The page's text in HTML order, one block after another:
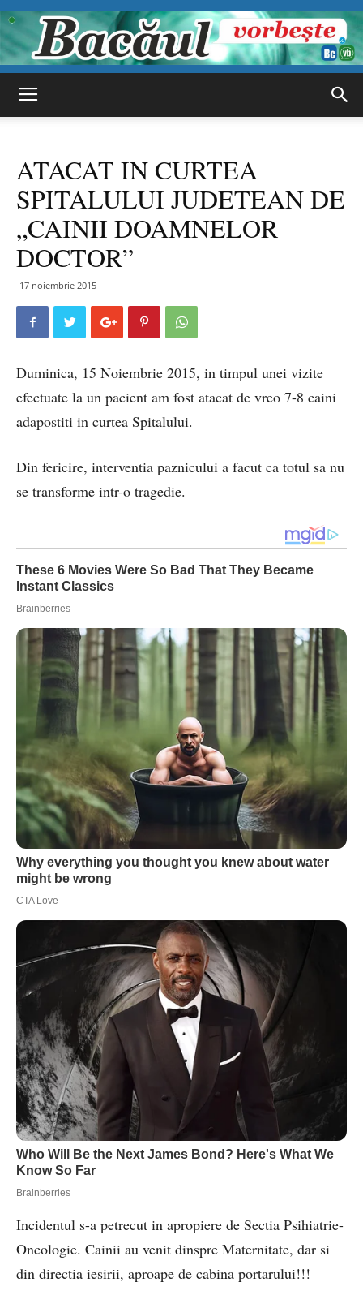
vorbește
ATACAT IN CURTEA
SPITALULUI JUDETEAN DE
„CAINII DOAMNELOR
DOCTOR”
17 noiembrie 2015
Duminica, 15 Noiembrie 2015, in timpul unei vizite
efectuate la un pacient am fost atacat de vreo 7-8 caini
adapostiti in curtea Spitalului.
Din fericire, interventia paznicului a facut ca totul sa nu
se transforme intr-o tragedie.
Incidentul s-a petrecut in apropiere de Sectia Psihiatrie-
Oncologie. Cainii au venit dinspre Maternitate, dar si
din directia iesirii, aproape de cabina portarului!!!